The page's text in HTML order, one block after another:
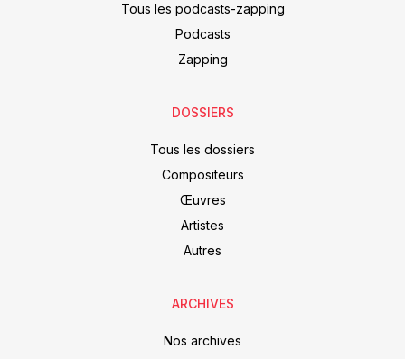
Tous les podcasts-zapping
Podcasts
Zapping
DOSSIERS
Tous les dossiers
Compositeurs
Œuvres
Artistes
Autres
ARCHIVES
Nos archives